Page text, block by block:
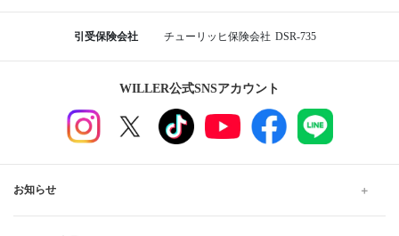
引受保険会社 チューリッヒ保険会社 DSR-735
WILLER公式SNSアカウント
お知らせ